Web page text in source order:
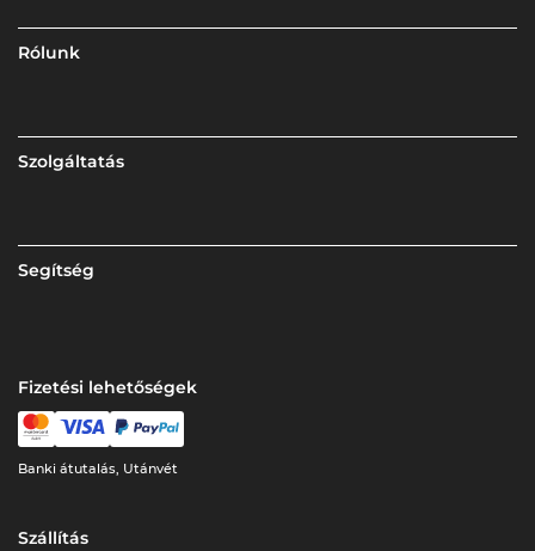
Rólunk
Szolgáltatás
Segítség
Fizetési lehetőségek
Banki átutalás, Utánvét
Szállítás